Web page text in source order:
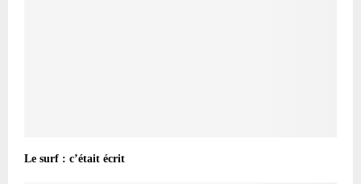
Le surf : c’était écrit